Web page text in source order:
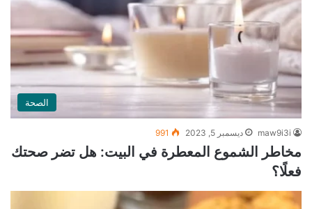
الصحة
maw9i3i ديسمبر 5, 2023 991
مخاطر الشموع المعطرة في البيت: هل تضر صحتك
فعلًا؟